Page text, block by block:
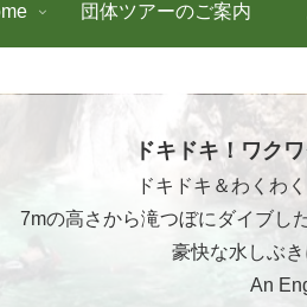
団体ツアーのご案内
ドキドキ！ワク
ドキドキ＆わくわ
7mの高さから滝つぼにダイブし
豪快な水しぶ
An